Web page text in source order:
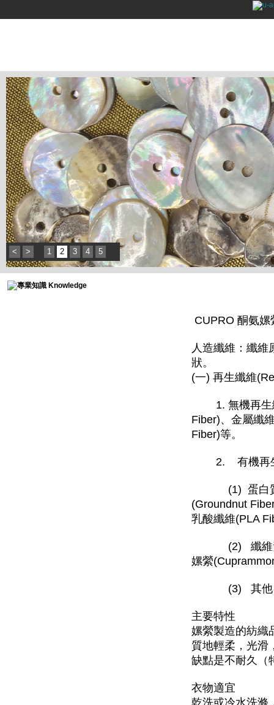
< > 1 2 3 4 5
CUPRO 酮氨嫘
人造纖維：纖維
狀。
(一) 再生纖維
1. 無機再生纖
Fiber)、金屬纖
Fiber)等。
2. 有機再生
(1) 蛋白質纖
(Groundnut
乳酸纖維(PLA
(2) 纖維素纖
嫘縈
(3) 其他：甲
主要特性
嫘縈製造的紡織
質地輕柔，光滑
缺點是不耐久（
衣物適宜
乾洗或冷水洗滌